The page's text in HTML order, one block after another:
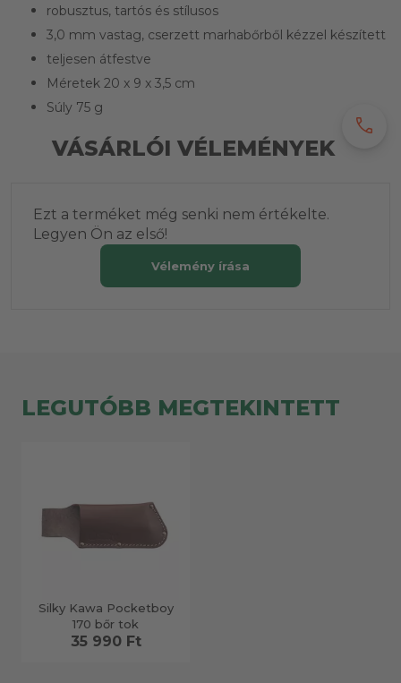
robusztus, tartós és stílusos
3,0 mm vastag, cserzett marhabőrből kézzel készített
teljesen átfestve
Méretek 20 x 9 x 3,5 cm
Súly 75 g
VÁSÁRLÓI VÉLEMÉNYEK
Ezt a terméket még senki nem értékelte.
Legyen Ön az első!
Vélemény írása
LEGUTÓBB MEGTEKINTETT
Silky Kawa Pocketboy
170 bőr tok
35 990 Ft
call